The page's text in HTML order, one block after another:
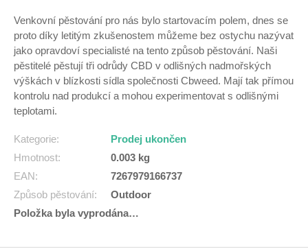
Venkovní pěstování pro nás bylo startovacím polem, dnes se
proto díky letitým zkušenostem můžeme bez ostychu nazývat
jako opravdoví specialisté na tento způsob pěstování. Naši
pěstitelé pěstují tři odrůdy CBD v odlišných nadmořských
výškách v blízkosti sídla společnosti Cbweed. Mají tak přímou
kontrolu nad produkcí a mohou experimentovat s odlišnými
teplotami.
Kategorie:
Prodej ukončen
Hmotnost:
0.003 kg
EAN:
7267979166737
Způsob pěstování:
Outdoor
Položka byla vyprodána…